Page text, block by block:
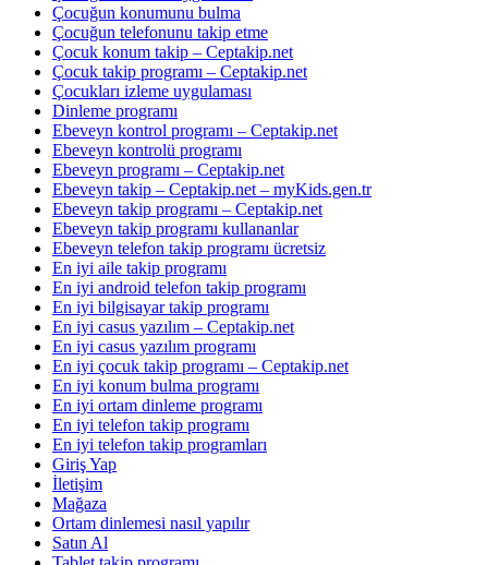
Çocuğun konumunu bulma
Çocuğun telefonunu takip etme
Çocuk konum takip – Ceptakip.net
Çocuk takip programı – Ceptakip.net
Çocukları izleme uygulaması
Dinleme programı
Ebeveyn kontrol programı – Ceptakip.net
Ebeveyn kontrolü programı
Ebeveyn programı – Ceptakip.net
Ebeveyn takip – Ceptakip.net – myKids.gen.tr
Ebeveyn takip programı – Ceptakip.net
Ebeveyn takip programı kullananlar
Ebeveyn telefon takip programı ücretsiz
En iyi aile takip programı
En iyi android telefon takip programı
En iyi bilgisayar takip programı
En iyi casus yazılım – Ceptakip.net
En iyi casus yazılım programı
En iyi çocuk takip programı – Ceptakip.net
En iyi konum bulma programı
En iyi ortam dinleme programı
En iyi telefon takip programı
En iyi telefon takip programları
Giriş Yap
İletişim
Mağaza
Ortam dinlemesi nasıl yapılır
Satın Al